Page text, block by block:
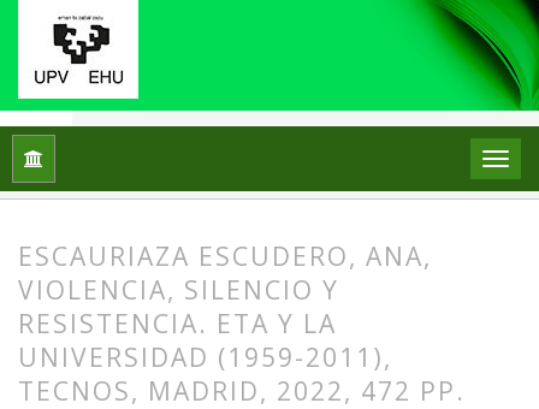
Inicio Núm. 73 (2023): EL LUGAR DE LA UTOPÍA
ESCAURIAZA ESCUDERO, ANA,
VIOLENCIA, SILENCIO Y
RESISTENCIA. ETA Y LA
UNIVERSIDAD (1959-2011),
TECNOS, MADRID, 2022, 472 PP.